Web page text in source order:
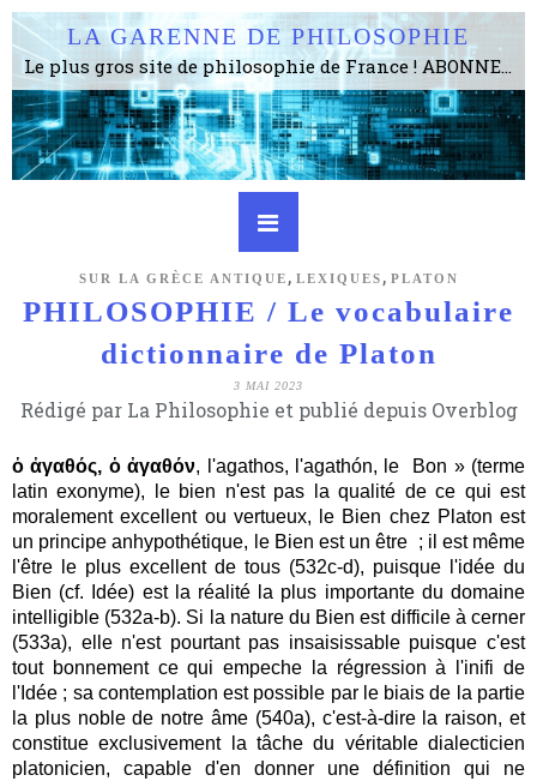
LA GARENNE DE PHILOSOPHIE
Le plus gros site de philosophie de France ! ABONNEZ-VOUS ! 4115 Articles, 1634 abonné·e·s, depuis 2006 . . . . . . . . 2 852 214 pages vues jusqu'à présent. Prestance et être apte à un plus grand nombre de choses.
SUR LA GRÈCE ANTIQUE , LEXIQUES , PLATON
PHILOSOPHIE / Le vocabulaire
dictionnaire de Platon
3 MAI 2023
Rédigé par La Philosophie et publié depuis Overblog
ὁ ἀγαθός, ὁ ἀγαθόν, l'agathos, l'agathón, le Bon » (terme
latin exonyme), le bien n'est pas la qualité de ce qui est
moralement excellent ou vertueux, le Bien chez Platon est
un principe anhypothétique, l e Bien est un être ; il est même
l'être le plus excellent de tous (532c-d), puisque l'idée du
Bien (cf. Idée) est la réalité la plus importante du domaine
intelligible (532a-b). Si la nature du Bien est difficile à cerner
(533a), elle n'est pourtant pas insaisissable puisque c'est
tout bonnement ce qui empeche la régression à l'inifi de
l'Idée ; sa contemplation est possible par le biais de la partie
la plus noble de notre âme (540a), c'est-à-dire la raison, et
constitue exclusivement la tâche du véritable dialecticien
platonicien, capable d'en donner une définition qui ne